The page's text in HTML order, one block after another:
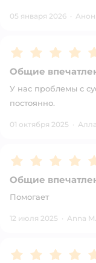
05 января 2026 ·
Рейтинг:5
Общие
У нас проблемы с
постоянно.
01 октября 2025 ·
Рейтинг:5
Общие
Помогает
12 июля 2025 · Anna M.
Рейтинг:5